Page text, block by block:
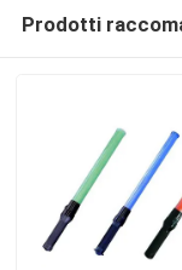
Prodotti